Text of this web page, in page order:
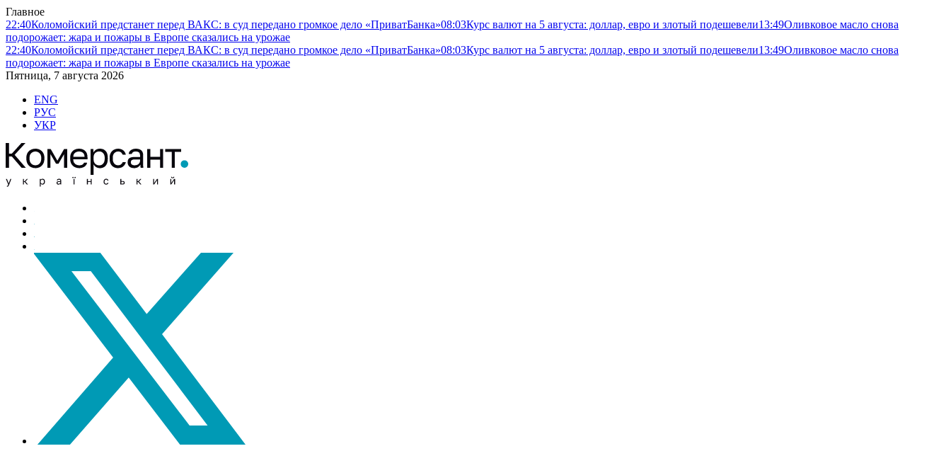
Главное
22:40Коломойский предстанет перед ВАКС: в суд передано громкое дело «ПриватБанка»08:03Курс валют на 5 августа: доллар, евро и злотый подешевели13:49Оливковое масло снова
подорожает: жара и пожары в Европе сказались на урожае
22:40Коломойский предстанет перед ВАКС: в суд передано громкое дело «ПриватБанка»08:03Курс валют на 5 августа: доллар, евро и злотый подешевели13:49Оливковое масло снова
подорожает: жара и пожары в Европе сказались на урожае
Пятница, 7 августа 2026
ENG
РУС
УКР